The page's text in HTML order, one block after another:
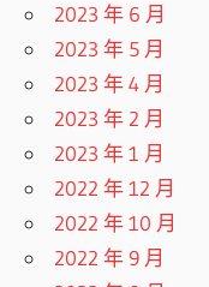
2023 年 6 月
2023 年 5 月
2023 年 4 月
2023 年 2 月
2023 年 1 月
2022 年 12 月
2022 年 10 月
2022 年 9 月